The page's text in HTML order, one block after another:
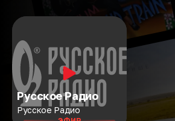
Русское Радио
Русское Радио